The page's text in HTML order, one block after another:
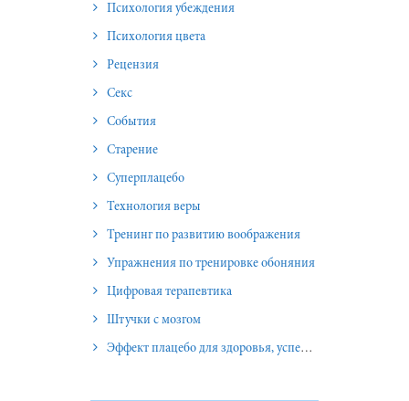
Психология убеждения
Психология цвета
Рецензия
Секс
События
Старение
Суперплацебо
Технология веры
Тренинг по развитию воображения
Упражнения по тренировке обоняния
Цифровая терапевтика
Штучки с мозгом
Эффект плацебо для здоровья, успеха и отношений